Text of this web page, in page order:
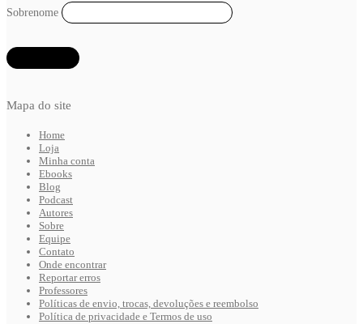
Mapa do site
Home
Loja
Minha conta
Ebooks
Blog
Podcast
Autores
Sobre
Equipe
Contato
Onde encontrar
Reportar erros
Professores
Políticas de envio, trocas, devoluções e reembolso
Política de privacidade e Termos de uso
Sobrenome